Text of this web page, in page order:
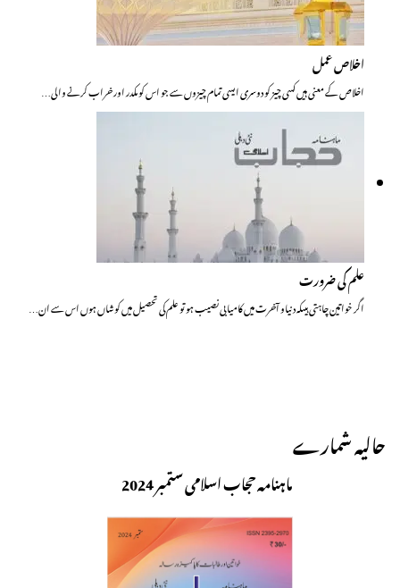
اخلاص عمل
اخلاص کے معنی ہیں کسی چیز کو دوسری ایسی تمام چیزوں سے جو اس کو مکدر اور خراب کرنے والی…
علم کی ضرورت
اگر خواتین چاہتی ہیںکہ دنیاو آخرت میں کامیابی نصیب ہو تو علم کی تحصیل میں کوشاں ہوں اس سے ان…
حالیہ شمارے
ماہنامہ حجاب اسلامی ستمبر 2024